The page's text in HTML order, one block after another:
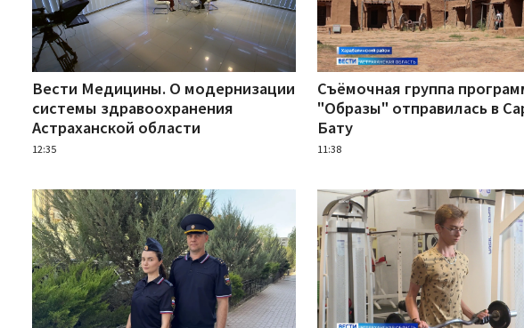
Вести Медицины. О модернизации
системы здравоохранения
Астраханской области
12:35
Съёмочная группа
"Образы" отправилась в
Бату
11:38